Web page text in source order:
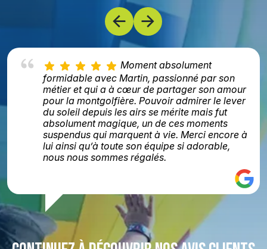
Moment absolument
formidable avec Martin, passionné par son
métier et qui a à cœur de partager son amour
pour la montgolfière. Pouvoir admirer le lever
du soleil depuis les airs se mérite mais fut
absolument magique, un de ces moments
suspendus qui marquent à vie. Merci encore à
lui ainsi qu’à toute son équipe si adorable,
nous nous sommes régalés.